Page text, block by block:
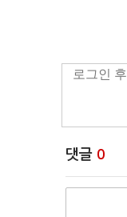
댓글 0